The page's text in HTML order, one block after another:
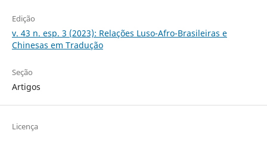
Edição
v. 43 n. esp. 3 (2023): Relações Luso-Afro-Brasileiras e
Chinesas em Tradução
Seção
Artigos
Licença